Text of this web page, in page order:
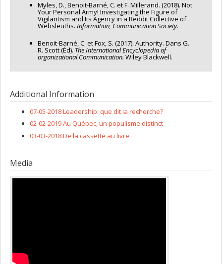
Myles, D., Benoit-Barné, C. et F. Millerand. (2018). Not
Your Personal Army! Investigating the Figure of
Vigilantism and Its Agency in a Reddit Collective of
Websleuths. Information,Communication Society.
Benoit-Barné, C. et Fox, S. (2017). Authority. Dans G.
R. Scott (Éd). TheInternationalEncyclopedia of
organizational Communication. Wiley Blackwell.
Additional Information
07-05-2018 Leadership: que dit la recherche?
02-02-2019 Au Québec, un populisme distinct
03-03-2018 De la cassette au livre
Media